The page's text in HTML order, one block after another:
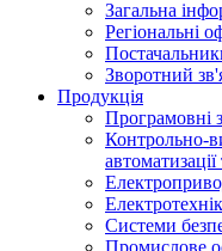
Загальна
Регіональні
Зворотний
Продукція
Контрольно-
Системи